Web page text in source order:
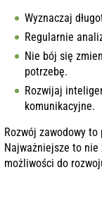
Wyznaczaj
Regularnie
Nie bój się
potrzebę.
Rozwijaj
komunikacyjne.
Rozwój zawodowy to
Najważniejsze to nie
możliwości do